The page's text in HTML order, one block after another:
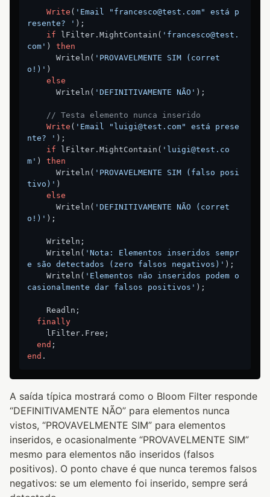
Write ( 'Email "francesco@test.com" está p
resente? ' );
if lFilter.MightContain( 'francesco@test.
com' ) then
      Writeln(
'PROVAVELMENTE SIM (corret
o!)' )
else
      Writeln(
'DEFINITIVAMENTE NÃO' );
// Testa elemento nunca inserido
Write ( 'Email "luigi@test.com" está prese
nte? ' );
if lFilter.MightContain( 'luigi@test.co
m' ) then
      Writeln(
'PROVAVELMENTE SIM (falso posi
tivo)' )
else
      Writeln(
'DEFINITIVAMENTE NÃO (corret
o!)' );
    Writeln(
'Nota: Elementos inseridos sempr
e são detectados (zero falsos negativos)' );
    Writeln(
'Elementos não inseridos podem o
casionalmente dar falsos positivos' );
finally
end
end
A saída típica mostrará como o Bloom Filter responde
“DEFINITIVAMENTE NÃO” para elementos nunca
vistos, “PROVAVELMENTE SIM” para elementos
inseridos, e ocasionalmente “PROVAVELMENTE SIM”
mesmo para elementos não inseridos (falsos
positivos). O ponto chave é que nunca teremos falsos
negativos: se um elemento foi inserido, sempre será